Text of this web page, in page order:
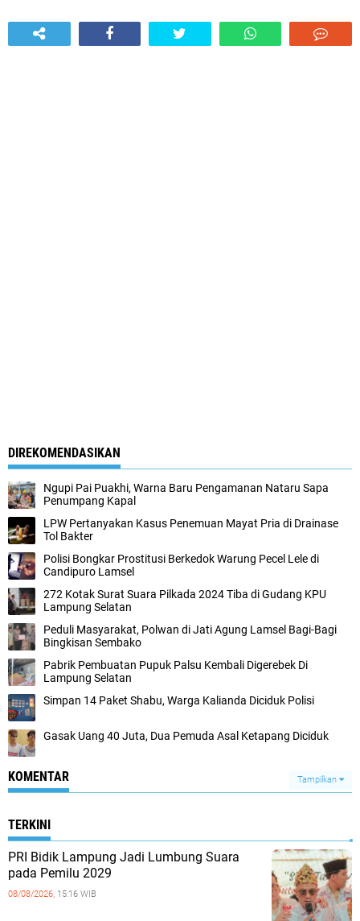
DIREKOMENDASIKAN
Ngupi Pai Puakhi, Warna Baru Pengamanan Nataru Sapa
Penumpang Kapal
LPW Pertanyakan Kasus Penemuan Mayat Pria di Drainase
Tol Bakter
Polisi Bongkar Prostitusi Berkedok Warung Pecel Lele di
Candipuro Lamsel
272 Kotak Surat Suara Pilkada 2024 Tiba di Gudang KPU
Lampung Selatan
Peduli Masyarakat, Polwan di Jati Agung Lamsel Bagi-Bagi
Bingkisan Sembako
Pabrik Pembuatan Pupuk Palsu Kembali Digerebek Di
Lampung Selatan
Simpan 14 Paket Shabu, Warga Kalianda Diciduk Polisi
Gasak Uang 40 Juta, Dua Pemuda Asal Ketapang Diciduk
KOMENTAR Tampilkan
TERKINI
PRI Bidik Lampung Jadi Lumbung Suara
pada Pemilu 2029
08/08/2026, 15:16 WIB